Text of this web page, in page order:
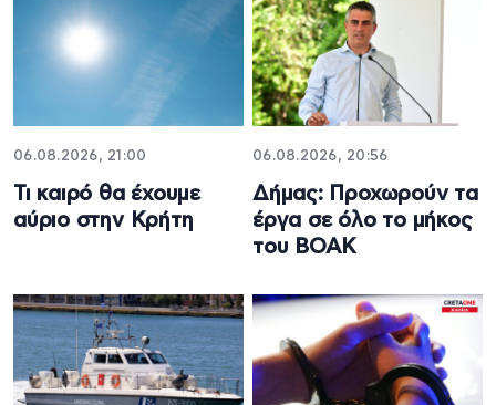
06.08.2026, 21:00
Τι καιρό θα έχουμε
αύριο στην Κρήτη
06.08.2026, 20:56
Δήμας: Προχωρούν τα
έργα σε όλο το μήκος
του ΒΟΑΚ